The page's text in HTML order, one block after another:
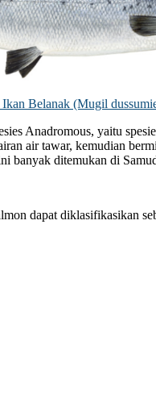
Belanak (Mugil
Anadromous, yaitu
air tawar, kemudian
banyak ditemukan di
dapat diklasifikasikan